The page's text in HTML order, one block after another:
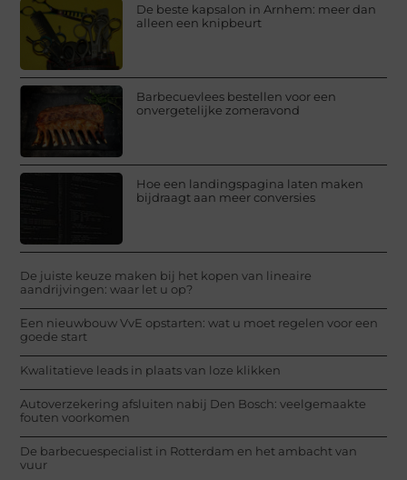
De beste kapsalon in Arnhem: meer dan
alleen een knipbeurt
Barbecuevlees bestellen voor een
onvergetelijke zomeravond
Hoe een landingspagina laten maken
bijdraagt aan meer conversies
De juiste keuze maken bij het kopen van lineaire
aandrijvingen: waar let u op?
Een nieuwbouw VvE opstarten: wat u moet regelen voor een
goede start
Kwalitatieve leads in plaats van loze klikken
Autoverzekering afsluiten nabij Den Bosch: veelgemaakte
fouten voorkomen
De barbecuespecialist in Rotterdam en het ambacht van
vuur